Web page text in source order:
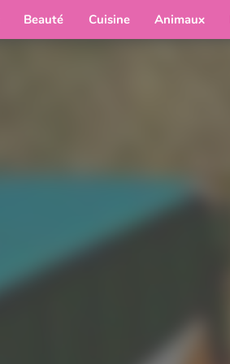
Beauté Cuisine Animaux